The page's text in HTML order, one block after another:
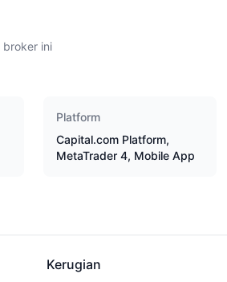
ini
Platform
Capital.com Platform,
MetaTrader 4, Mobile App
Kerugian